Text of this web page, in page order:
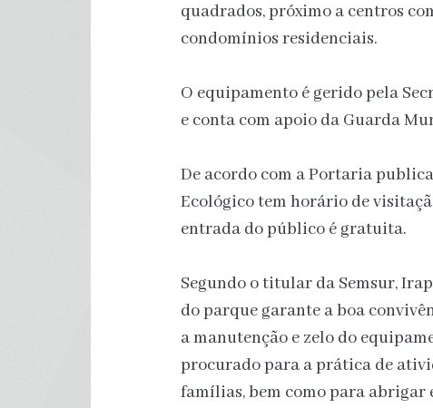
quadrados, próximo a centros
condomínios residenciais.
O equipamento é gerido pela
e conta com apoio da Guarda
De acordo com a Portaria
Ecológico tem horário de
entrada do público é gratuita.
Segundo o titular da Semsur,
do parque garante a boa
a manutenção e zelo do
procurado para a prática de
famílias, bem como para abrigar